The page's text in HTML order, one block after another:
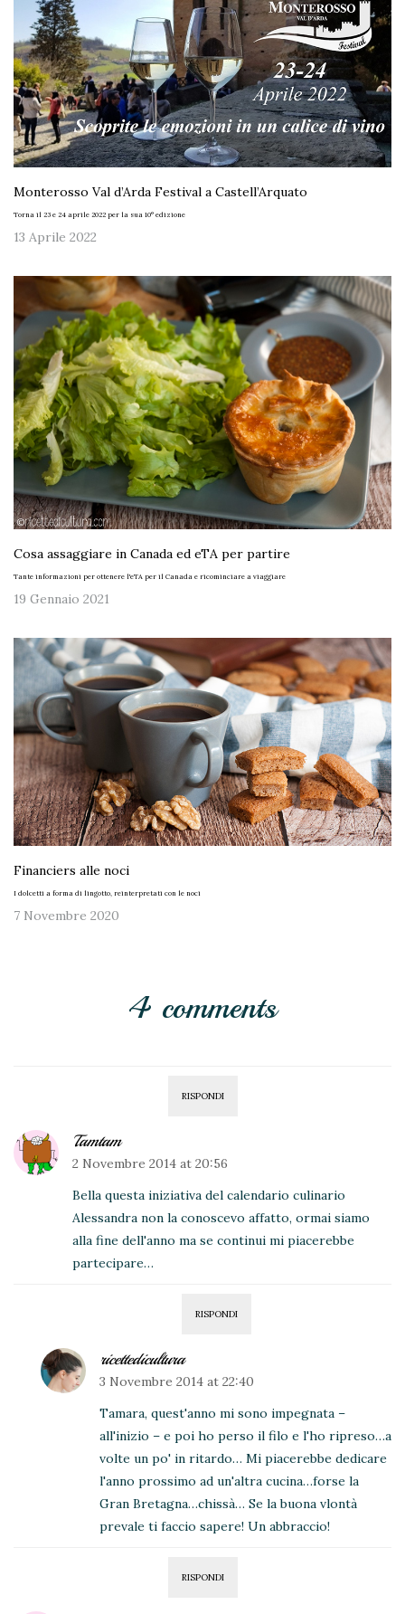
Monterosso Val d’Arda Festival a Castell’Arquato
Torna il 23 e 24 aprile 2022 per la sua 10° edizione
13 Aprile 2022
Cosa assaggiare in Canada ed eTA per partire
Tante informazioni per ottenere l'eTA per il Canada e ricominciare a viaggiare
19 Gennaio 2021
Financiers alle noci
I dolcetti a forma di lingotto, reinterpretati con le noci
7 Novembre 2020
4 comments
RISPONDI
Tamtam
2 Novembre 2014 at 20:56
Bella questa iniziativa del calendario culinario
Alessandra non la conoscevo affatto, ormai siamo
alla fine dell'anno ma se continui mi piacerebbe
partecipare…
RISPONDI
ricettedicultura
3 Novembre 2014 at 22:40
Tamara, quest'anno mi sono impegnata –
all'inizio – e poi ho perso il filo e l'ho ripreso…a
volte un po' in ritardo… Mi piacerebbe dedicare
l'anno prossimo ad un'altra cucina…forse la
Gran Bretagna…chissà… Se la buona vlontà
prevale ti faccio sapere! Un abbraccio!
RISPONDI